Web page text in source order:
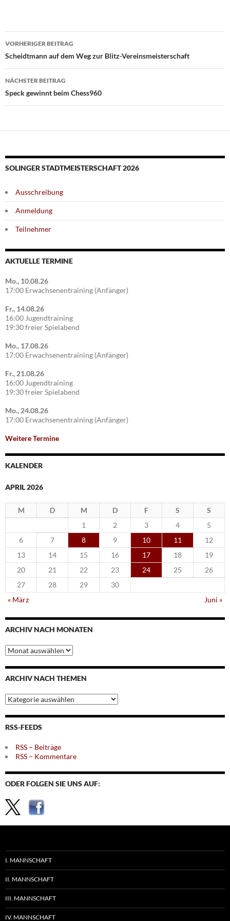
Beitragsnavigation
VORHERIGER BEITRAG
Scheidtmann auf dem Weg zur Blitz-Vereinsmeisterschaft
NÄCHSTER BEITRAG
Speck gewinnt beim Chess960
SOLINGER STADTMEISTERSCHAFT 2026
Ausschreibung
Anmeldung
Teilnehmer
AKTUELLE TERMINE
Mo., 10.08.26
17:00 Erwachsenentraining (Anfänger)
Fr., 14.08.26
16:00 Jugendtraining
19:30 freier Spielabend
Mo., 17.08.26
17:00 Erwachsenentraining (Anfänger)
Fr., 21.08.26
16:00 Jugendtraining
19:30 freier Spielabend
Mo., 24.08.26
17:00 Erwachsenentraining (Anfänger)
Weitere Termine
KALENDER
APRIL 2026
M D M D F S
S
1
2 3 4
5
6
7 8 9 10 11
12
13
14 15 16 17 18
19
20
21 22 23 24 25
26
27
28 29
30
« März
Juni »
ARCHIV NACH MONATEN
Archiv
nach
Monaten
ARCHIV NACH THEMEN
Archiv
nach
Themen
RSS-FEEDS
RSS – Beiträge
RSS – Kommentare
ODER FOLGEN SIE UNS AUF:
I. MANNSCHAFT
II. MANNSCHAFT
III. MANNSCHAFT
IV. MANNSCHAFT